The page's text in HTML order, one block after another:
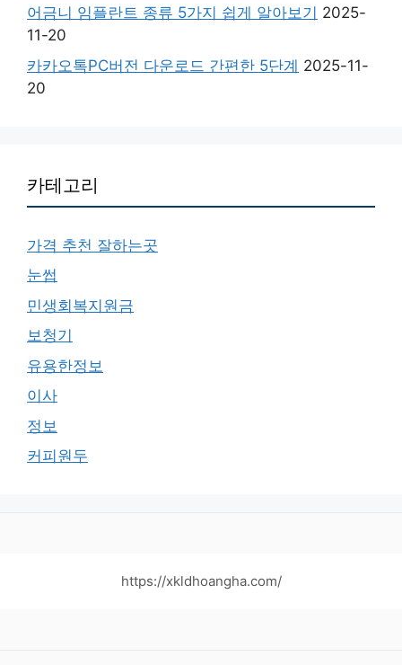
어금니 임플란트 종류 5가지 쉽게 알아보기 2025-
11-20
카카오톡PC버전 다운로드 간편한 5단계 2025-11-
20
카테고리
가격 추천 잘하는곳
눈썹
민생회복지원금
보청기
유용한정보
이사
정보
커피원두
https://xkldhoangha.com/